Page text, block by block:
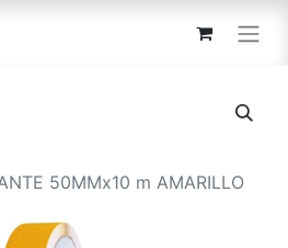
50MMx10 m AMARILLO